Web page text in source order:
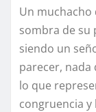
Un muchacho
sombra de su
siendo un
parecer, nada
lo que
congruencia y